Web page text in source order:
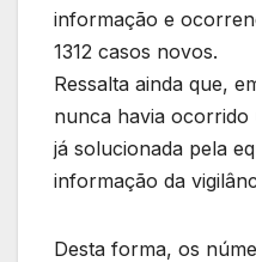
informação e
1312 casos novos.
Ressalta ainda que,
nunca havia ocorrido
já solucionada pela
informação da
Desta forma, os